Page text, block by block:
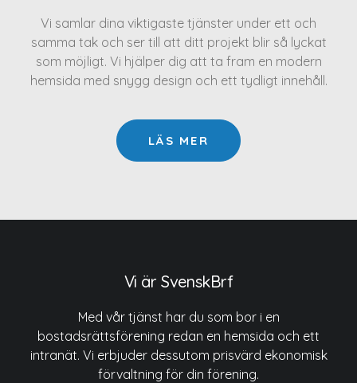
Vi samlar dina viktigaste tjänster under ett och
samma tak och ser till att ditt projekt blir så lyckat
som möjligt. Vi hjälper dig att ta fram en modern
hemsida med snygg design och ett tydligt innehåll.
LÄS MER
Vi är SvenskBrf
Med vår tjänst har du som bor i en
bostadsrättsförening redan en hemsida och ett
intranät. Vi erbjuder dessutom prisvärd ekonomisk
förvaltning för din förening.